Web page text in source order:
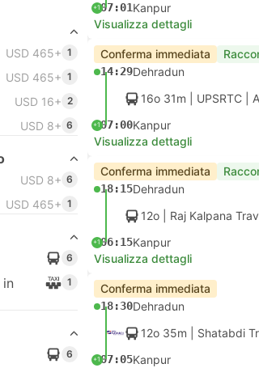
USD 465+ 1
USD 465+ 1
USD 16+ 2
USD 8+ 6
USD 8+ 6
USD 465+ 1
6
1
6
+107:01Kanpur
Visualizza dettagli
Conferma immediata
14:29Dehradun
16o 31m | UPSRTC
+107:00Kanpur
Visualizza dettagli
Conferma immediata
18:15Dehradun
12o | Raj Kalpana
+106:15Kanpur
Visualizza dettagli
Conferma immediata
18:30Dehradun
12o 35m | Shatabdi
+107:05Kanpur